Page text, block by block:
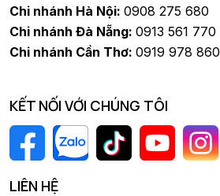
Chi nhánh Hà Nội: 0908 275 680
Chi nhánh Đà Nẵng: 0913 561 770
Chi nhánh Cần Thơ: 0919 978 860
KẾT NỐI VỚI CHÚNG TÔI
LIÊN HỆ